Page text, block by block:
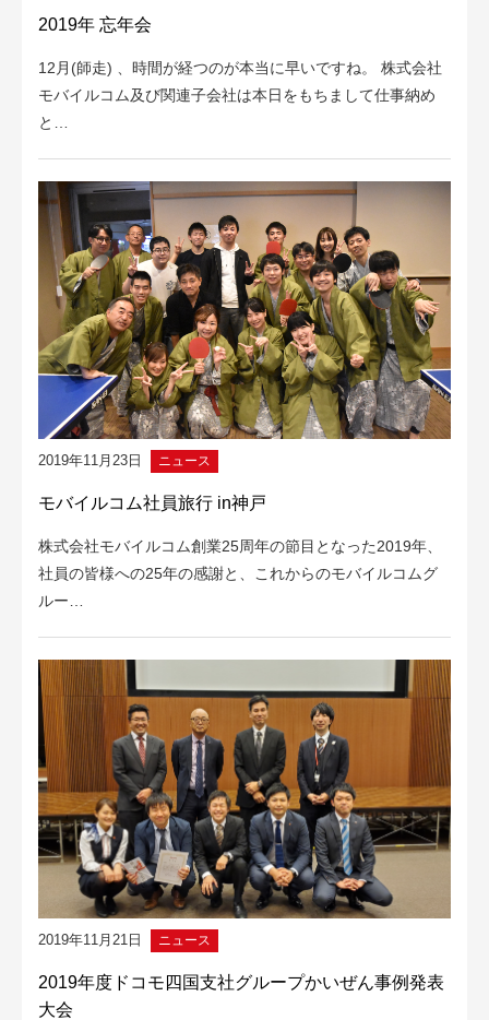
2019年 忘年会
12月(師走) 、時間が経つのが本当に早いですね。 株式会社
モバイルコム及び関連子会社は本日をもちまして仕事納め
と…
2019年11月23日 ニュース
モバイルコム社員旅行 in神戸
株式会社モバイルコム創業25周年の節目となった2019年、
社員の皆様への25年の感謝と、これからのモバイルコムグ
ルー…
2019年11月21日 ニュース
2019年度ドコモ四国支社グループかいぜん事例発表
大会